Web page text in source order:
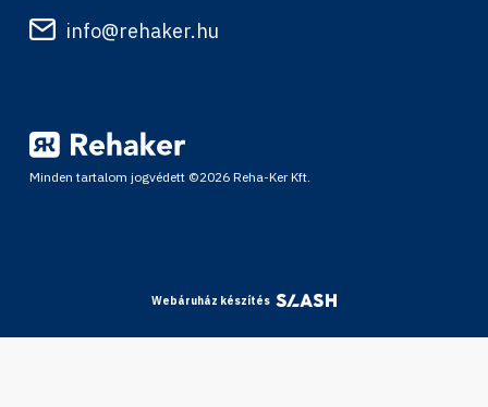
info@rehaker.hu
Minden tartalom jogvédett ©2026 Reha-Ker Kft.
Webáruház készítés